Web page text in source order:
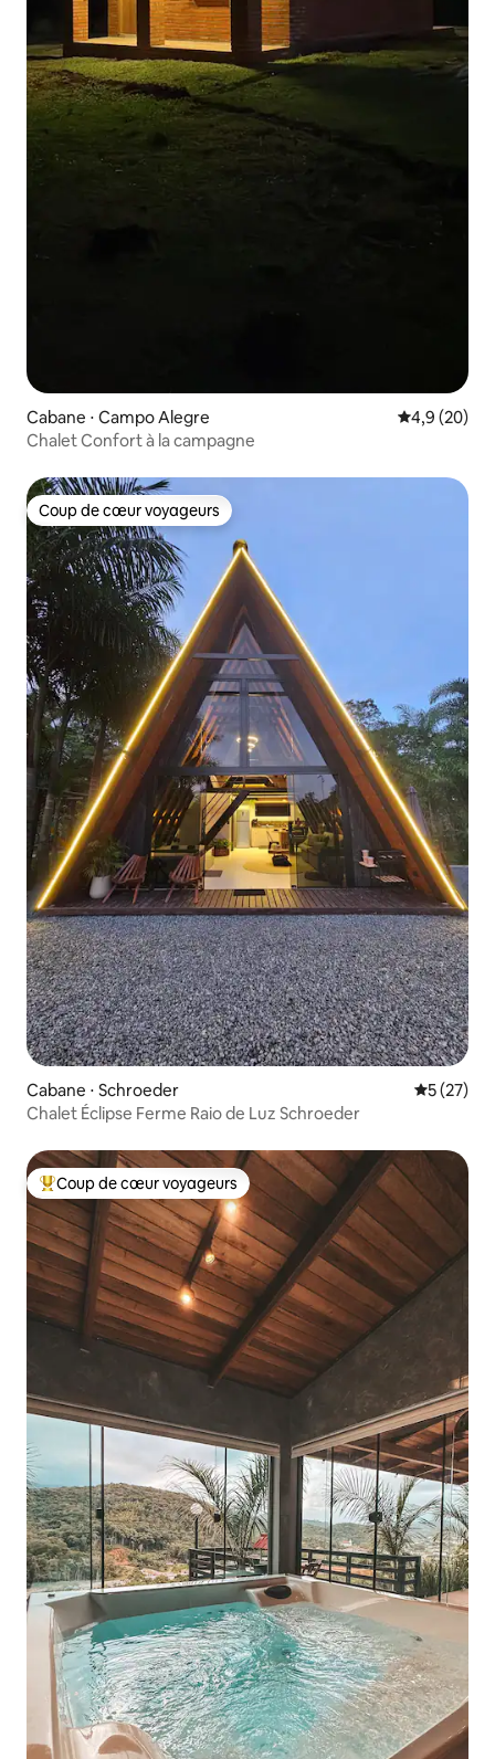
Cabane ⋅ Campo Alegre Évaluation
4,9 (20)
Chalet Confort à la campagne
Coup de cœur voyageurs
Coup de cœur voyageurs
Cabane ⋅ Schroeder
5 (27)
Chalet Éclipse Ferme Raio de Luz Schroeder
Coups de cœur voyageurs les plus appréciés
Coup de cœur voyageurs